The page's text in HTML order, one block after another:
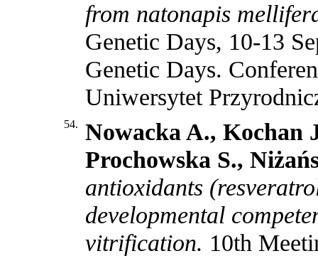
from natonapis
Genetic Days, 10-13
Genetic Days.
Uniwersytet
54.
Nowacka A., Kochan
Prochowska S.,
antioxidants
developmental
vitrification. 10th